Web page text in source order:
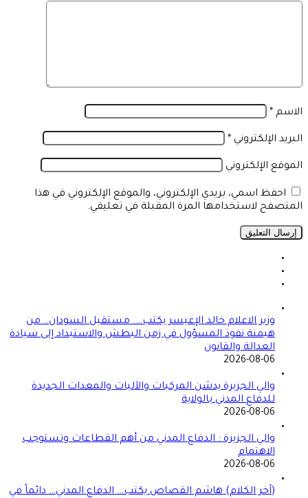
الاسم *
البريد الإلكتروني *
الموقع الإلكتروني
احفظ اسمي، بريدي الإلكتروني، والموقع الإلكتروني في هذا
المتصفح لاستخدامها المرة المقبلة في تعليقي.
وزير الاعلام خالد الإعيسر يكتب…. مستقبل السودان.. من
هيمنة نفوذ المسؤول في زمن البطش والاستبداد إلى سيادة
العدالة والقانون
2026-08-06
والي الجزيرة يدشن المركبات والآليات والمعدات الجديدة
للدفاع المدني بالولاية
2026-08-06
والي الجزيرة : الدفاع المدني من أهم القطاعات وتستوجب
الاهتمام
2026-08-06
(آخر الكلام) هاشم القصاص يكتب… الدفاع المدني… دائماً في